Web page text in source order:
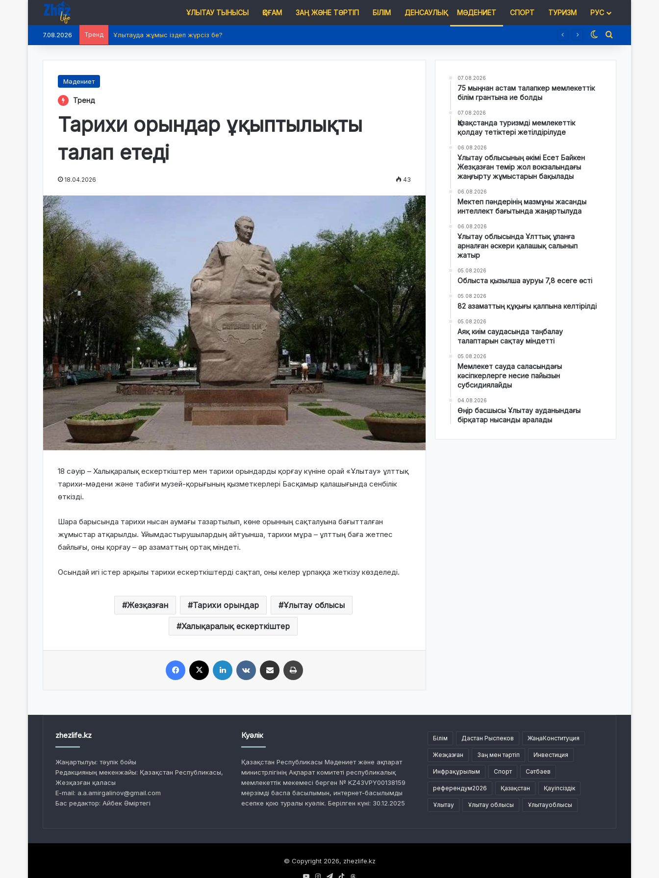
ҰЛЫТАУ ТЫНЫСЫ ҚОҒАМ ЗАҢ ЖӘНЕ ТӘРТІП БІЛІМ ДЕНСАУЛЫҚ МӘДЕНИЕТ СПОРТ ТУРИЗМ РУС
7.08.2026 Тренд Ұлытауда жұмыс іздеп жүрсіз бе? Switch skin
Іздеу
Мәдениет
Тренд
Тарихи орындар ұқыптылықты
талап етеді
18.04.2026 43
18 сәуір – Халықаралық ескерткіштер мен тарихи орындарды қорғау күніне орай «Ұлытау» ұлттық
тарихи-мәдени және табиғи музей-қорығының қызметкерлері Басқамыр қалашығында сенбілік
өткізді.
Шара барысында тарихи нысан аумағы тазартылып, көне орынның сақталуына бағытталған
жұмыстар атқарылды. Ұйымдастырушылардың айтуынша, тарихи мұра – ұлттың баға жетпес
байлығы, оны қорғау – әр азаматтың ортақ міндеті.
Осындай игі істер арқылы тарихи ескерткіштерді сақтап, оны келер ұрпаққа жеткізу көзделеді.
Жезқазған Тарихи орындар Ұлытау облысы
Халықаралық ескерткіштер
07.08.2026
75 мыңнан астам талапкер мемлекеттік
білім грантына ие болды
07.08.2026
Қазақстанда туризмді мемлекеттік
қолдау тетіктері жетілдірілуде
06.08.2026
Ұлытау облысының әкімі Есет Байкен
Жезқазған темір жол вокзалындағы
жаңғырту жұмыстарын бақылады
06.08.2026
Мектеп пәндерінің мазмұны жасанды
интеллект бағытында жаңартылуда
06.08.2026
Ұлытау облысында Ұлттық ұланға
арналған әскери қалашық салынып
жатыр
05.08.2026
Облыста қызылша ауруы 7,8 есеге өсті
05.08.2026
82 азаматтың құқығы қалпына келтірілді
05.08.2026
Аяқ киім саудасында таңбалау
талаптарын сақтау міндетті
05.08.2026
Мемлекет сауда саласындағы
кәсіпкерлерге несие пайызын
субсидиялайды
04.08.2026
Өңір басшысы Ұлытау ауданындағы
бірқатар нысанды аралады
zhezlife.kz
Жаңартылуы: тәулік бойы
Редакцияның мекенжайы: Қазақстан Республикасы,
Жезқазған қаласы
E-mail: a.a.amirgalinov@gmail.com
Бас редактор: Айбек Әміртегі
Куәлік
Қазақстан Республикасы Мәдениет және ақпарат
министрлігінің Ақпарат комитеті республикалық
мемлекеттік мекемесі берген № KZ43VPY00138159
мерзімді баспа басылымын, интернет-басылымды
есепке қою туралы куәлік. Берілген күні: 30.12.2025
Білім Дастан Рыспеков ЖаңаКонституция
Жезқазған Заң мен тәртіп Инвестиция
Инфрақұрылым Спорт Сәтбаев
референдум2026 Қазақстан Қауіпсіздік
Ұлытау Ұлытау облысы Ұлытауоблысы
© Copyright 2026, zhezlife.kz